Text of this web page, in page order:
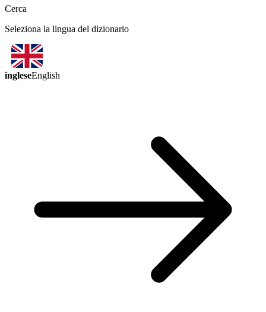
Cerca
Seleziona la lingua del dizionario
ingleseEnglish